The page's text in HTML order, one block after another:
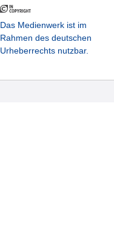
Das Medienwerk ist im
Rahmen des deutschen
Urheberrechts nutzbar.